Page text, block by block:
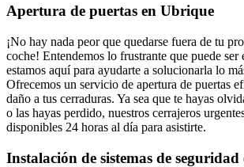
Apertura de puertas en Ubrique
¡No hay nada peor que quedarse fuera de tu
coche! Entendemos lo frustrante que puede ser
estamos aquí para ayudarte a solucionarla lo
Ofrecemos un servicio de apertura de puertas
daño a tus cerraduras. Ya sea que te hayas
o las hayas perdido, nuestros cerrajeros
disponibles 24 horas al día para asistirte.
Instalación de sistemas de